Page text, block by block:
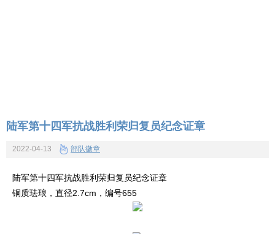
陆军第十四军抗战胜利荣归复员纪念证章
2022-04-13 部队徽章
陆军第十四军抗战胜利荣归复员纪念证章
铜质珐琅，直径2.7cm，编号655